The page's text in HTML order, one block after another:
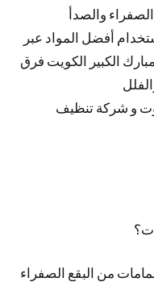
والصدأ
أفضل المواد عبر
الكبير الكويت فرق
و شركة تنظيف
من البقع الصفراء